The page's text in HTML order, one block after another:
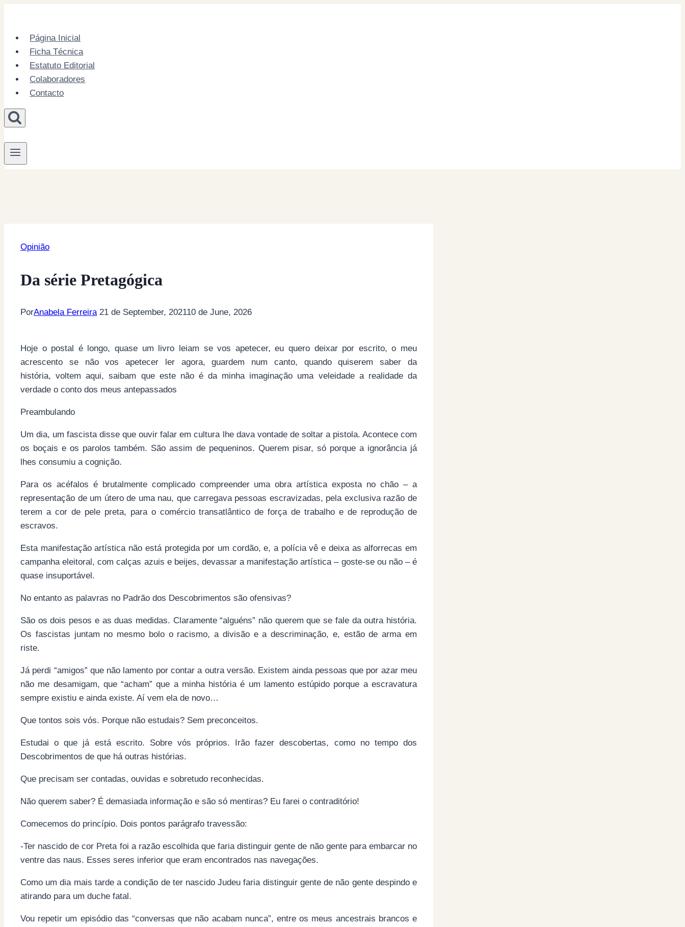
contentPágina Inicial
Ficha Técnica
Estatuto Editorial
Colaboradores
Contacto
Opinião
Da série Pretagógica
PorAnabela Ferreira 21 de September, 202110 de June, 2026
Hoje o postal é longo, quase um livro leiam se vos apetecer, eu quero deixar por escrito, o meu
acrescento se não vos apetecer ler agora, guardem num canto, quando quiserem saber da
história, voltem aqui, saibam que este não é da minha imaginação uma veleidade a realidade da
verdade o conto dos meus antepassados
Preambulando
Um dia, um fascista disse que ouvir falar em cultura lhe dava vontade de soltar a pistola. Acontece com
os boçais e os parolos também. São assim de pequeninos. Querem pisar, só porque a ignorância já
lhes consumiu a cognição.
Para os acéfalos é brutalmente complicado compreender uma obra artística exposta no chão – a
representação de um útero de uma nau, que carregava pessoas escravizadas, pela exclusiva razão de
terem a cor de pele preta, para o comércio transatlântico de força de trabalho e de reprodução de
escravos.
Esta manifestação artística não está protegida por um cordão, e, a polícia vê e deixa as alforrecas em
campanha eleitoral, com calças azuis e beijes, devassar a manifestação artística – goste-se ou não – é
quase insuportável.
No entanto as palavras no Padrão dos Descobrimentos são ofensivas?
São os dois pesos e as duas medidas. Claramente “alguéns” não querem que se fale da outra história.
Os fascistas juntam no mesmo bolo o racismo, a divisão e a descriminação, e, estão de arma em
riste.
Já perdi “amigos” que não lamento por contar a outra versão. Existem ainda pessoas que por azar meu
não me desamigam, que “acham” que a minha história é um lamento estúpido porque a escravatura
sempre existiu e ainda existe. Aí vem ela de novo…
Que tontos sois vós. Porque não estudais? Sem preconceitos.
Estudai o que já está escrito. Sobre vós próprios. Irão fazer descobertas, como no tempo dos
Descobrimentos de que há outras histórias.
Que precisam ser contadas, ouvidas e sobretudo reconhecidas.
Não querem saber? É demasiada informação e são só mentiras? Eu farei o contraditório!
Comecemos do princípio. Dois pontos parágrafo travessão:
-Ter nascido de cor Preta foi a razão escolhida que faria distinguir gente de não gente para embarcar no
ventre das naus. Esses seres inferior que eram encontrados nas navegações.
Como um dia mais tarde a condição de ter nascido Judeu faria distinguir gente de não gente despindo e
atirando para um duche fatal.
Vou repetir um episódio das “conversas que não acabam nunca”, entre os meus ancestrais brancos e